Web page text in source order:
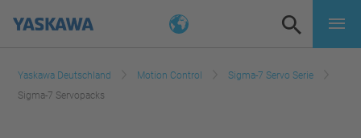
Yaskawa Deutschland Motion Control
Sigma-7 Servo Serie
Sigma-7 Servopacks